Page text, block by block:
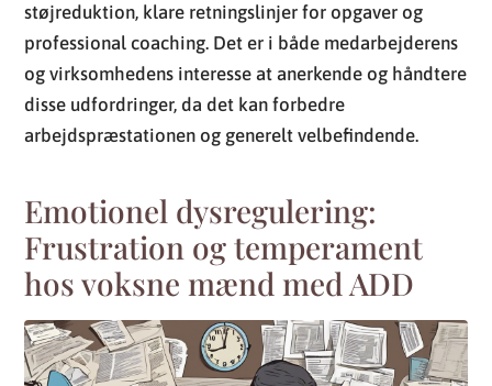
støjreduktion, klare retningslinjer for opgaver og
professional coaching. Det er i både medarbejderens
og virksomhedens interesse at anerkende og håndtere
disse udfordringer, da det kan forbedre
arbejdspræstationen og generelt velbefindende.
Emotionel dysregulering:
Frustration og temperament
hos voksne mænd med ADD